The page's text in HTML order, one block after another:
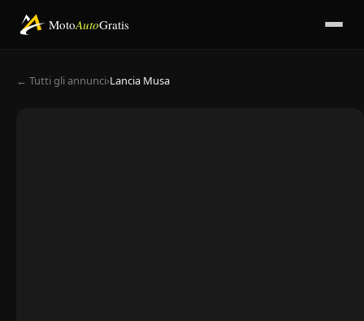
MotoAutoGratis
← Tutti gli annunci›Lancia Musa